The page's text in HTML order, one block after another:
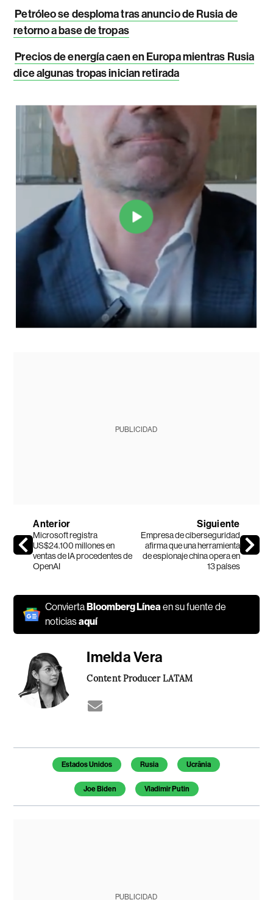
Petróleo se desploma tras anuncio de Rusia de
retorno a base de tropas
Precios de energía caen en Europa mientras Rusia
dice algunas tropas inician retirada
PUBLICIDAD
Anterior
Microsoft registra
US$24.100 millones en
ventas de IA procedentes de
OpenAI
Siguiente
Empresa de ciberseguridad
afirma que una herramienta
de espionaje china opera en
13 países
ConviertaBloomberg Líneaen su fuente de
noticiasaquí
Imelda Vera
Content Producer LATAM
Temas de este artículo
Estados Unidos Rusia Ucrânia
Joe Biden Vladimir Putin
PUBLICIDAD